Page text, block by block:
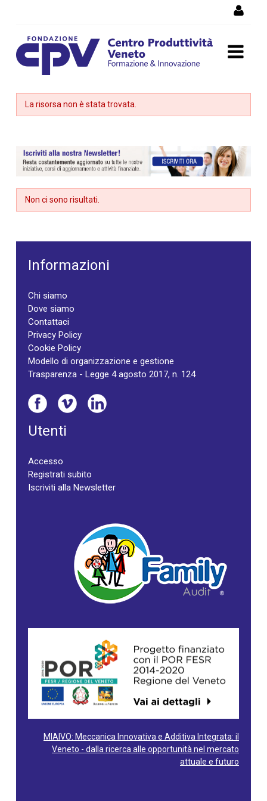
Dettaglio corso di
La risorsa non è stata trovata.
Non ci sono risultati.
Informazioni
Chi siamo
Dove siamo
Contattaci
Privacy Policy
Cookie Policy
Modello di organizzazione e gestione
Trasparenza - Legge 4 agosto 2017, n. 124
Utenti
Accesso
Registrati subito
Iscriviti alla Newsletter
MIAIVO: Meccanica Innovativa e Additiva Integrata: il
Veneto - dalla ricerca alle opportunità nel mercato
attuale e futuro